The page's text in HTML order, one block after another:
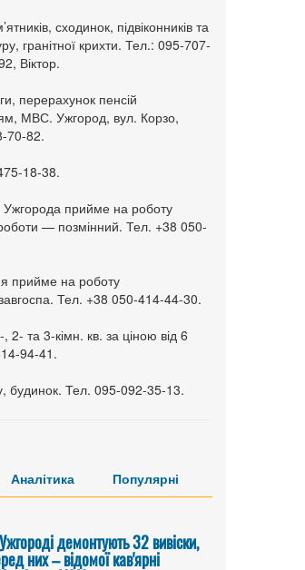
сходинок, підвіконників та
гранітної крихти. Тел.: 095-707-
Віктор.
перерахунок пенсій
МВС. Ужгород, вул. Корзо,
70-82.
18-38.
Ужгорода прийме на роботу
роботи — позмінний. Тел. +38 050-
прийме на роботу
Тел. +38 050-414-44-30.
та 3-кімн. кв. за ціною від 6
94-41.
будинок. Тел. 095-092-35-13.
Аналітика Популярні
демонтують 32 вивіски,
них – відомої кав'ярні